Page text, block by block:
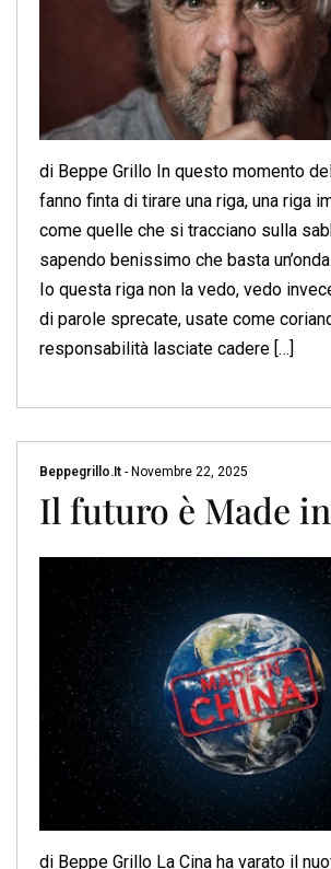
di Beppe Grillo In questo momento
fanno finta di tirare una riga, una riga
come quelle che si tracciano sulla
sapendo benissimo che basta
Io questa riga non la vedo, vedo
di parole sprecate, usate come
responsabilità lasciate cadere […]
Beppegrillo.it - Novembre 22, 2025
Il futuro è Made
di Beppe Grillo La Cina ha varato il